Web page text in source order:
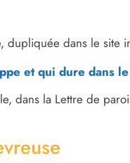
dupliquée dans le site
et qui dure dans
dans la Lettre de